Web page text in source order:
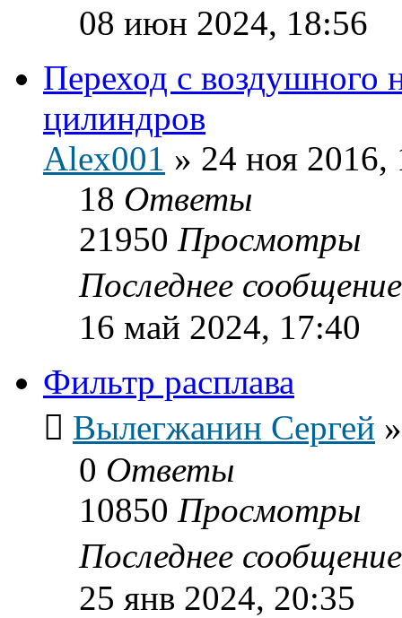
08 июн 2024, 18:56
Переход с воздушного
цилиндров
Alex001 » 24 ноя 2016,
18 Ответы
21950 Просмотры
Последнее
16 май 2024, 17:40
Фильтр расплава
Вылегжанин Сергей
0 Ответы
10850 Просмотры
Последнее
25 янв 2024, 20:35